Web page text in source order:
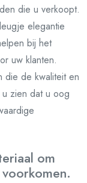
die u verkoopt.
elegantie
bij het
uw klanten.
die de kwaliteit en
zien dat u oog
om